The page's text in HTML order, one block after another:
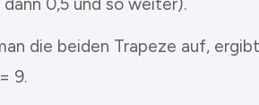
0,5 und so weiter).
die beiden Trapeze auf,
9.